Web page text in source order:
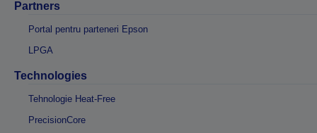
Partners
Portal pentru parteneri Epson
LPGA
Technologies
Tehnologie Heat-Free
PrecisionCore